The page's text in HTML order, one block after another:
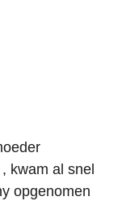
kwam al snel
opgenomen